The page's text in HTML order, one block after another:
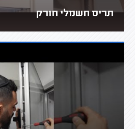
תריס חשמלי חורק